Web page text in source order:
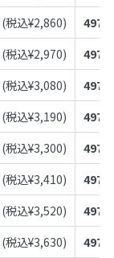
(税込¥2,860)
(税込¥2,970)
(税込¥3,080)
(税込¥3,190)
(税込¥3,300)
(税込¥3,410)
(税込¥3,520)
(税込¥3,630)